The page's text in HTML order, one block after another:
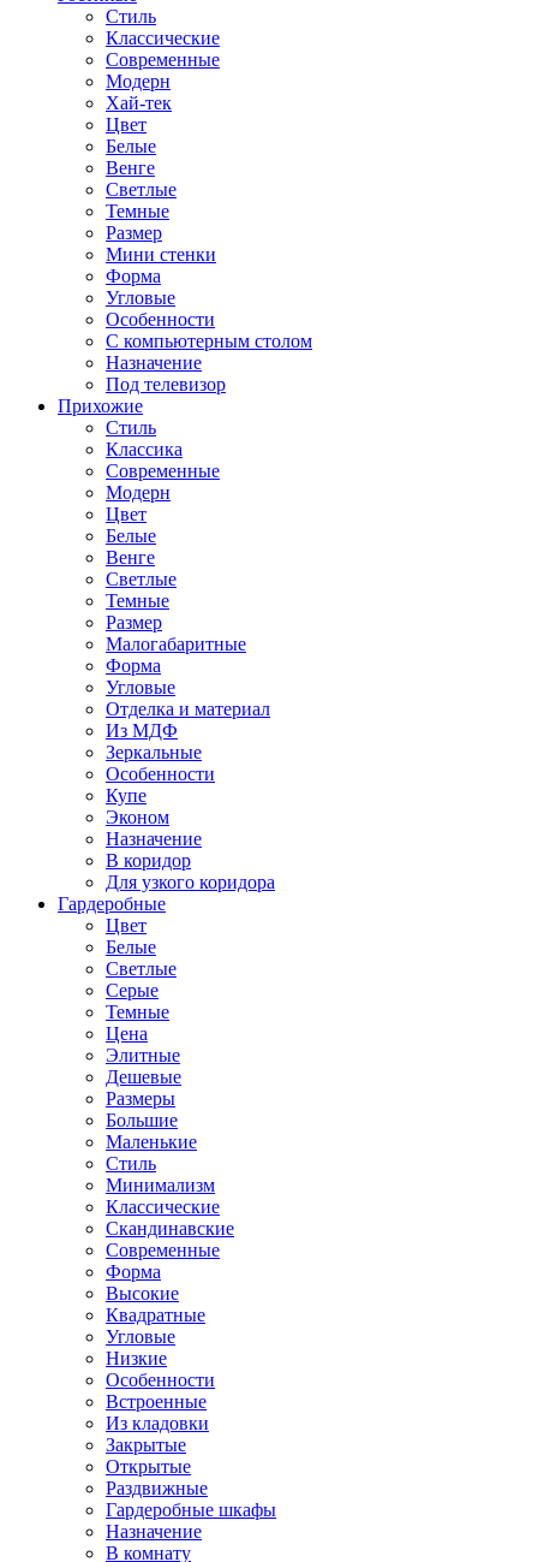
Стиль
Классические
Современные
Модерн
Хай-тек
Цвет
Белые
Венге
Светлые
Темные
Размер
Мини стенки
Форма
Угловые
Особенности
С компьютерным столом
Назначение
Под телевизор
Прихожие
Стиль
Классика
Современные
Модерн
Цвет
Белые
Венге
Светлые
Темные
Размер
Малогабаритные
Форма
Угловые
Отделка и материал
Из МДФ
Зеркальные
Особенности
Купе
Эконом
Назначение
В коридор
Для узкого коридора
Гардеробные
Цвет
Белые
Светлые
Серые
Темные
Цена
Элитные
Дешевые
Размеры
Большие
Маленькие
Стиль
Минимализм
Классические
Скандинавские
Современные
Форма
Высокие
Квадратные
Угловые
Низкие
Особенности
Встроенные
Из кладовки
Закрытые
Открытые
Раздвижные
Гардеробные шкафы
Назначение
В комнату